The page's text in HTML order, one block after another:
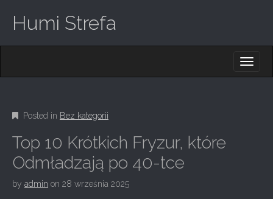
Humi Strefa
M
E
N
U
C
T
E
N
T
Posted in Bez kategorii
Top 10 Krótkich Fryzur, które
Odmładzają po 40-tce
by admin on 28 września 2025